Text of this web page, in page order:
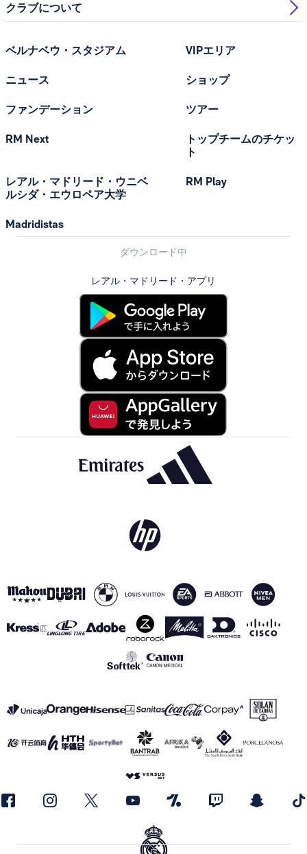
クラブについて
ベルナベウ・スタジアム
ニュース
ファンデーション
RM Next
レアル・マドリード・ウニベ
ルシダ・エウロペア大学
Madridistas
VIPエリア
ショップ
ツアー
トップチームのチケッ
ト
RM Play
ダウンロード中
レアル・マドリード・アプリ